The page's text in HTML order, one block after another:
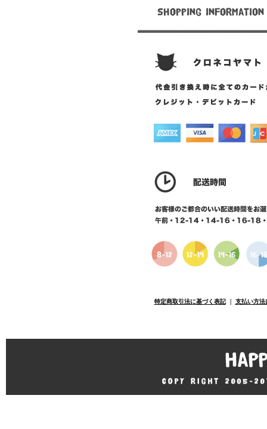
特定商取引法に基づく表記｜ 支払い方法